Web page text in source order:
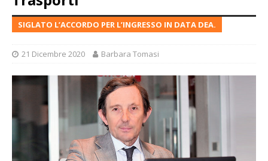
SIGLATO L’ACCORDO PER L’INGRESSO IN DATA DEA.
21 Dicembre 2020 Barbara Tomasi